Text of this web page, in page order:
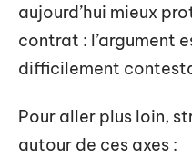
aujourd’hui mieux
contrat : l’argument
difficilement
Pour aller plus loin,
autour de ces axes :